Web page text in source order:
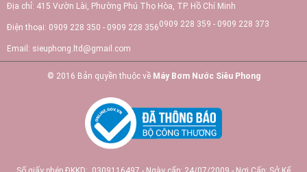
Địa chỉ: 415 Vườn Lài, Phường Phú Thọ Hòa, TP. Hồ Chí Minh
Điện thoại: 0909 228 350 - 0909 228 3560909 228 359 - 0909 228 373
Email: sieuphong.ltd@gmail.com
© 2016 Bản quyền thuộc về Máy Bơm Nước Siêu Phong